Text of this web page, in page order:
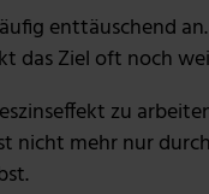
enttäuschend
das Ziel oft noch
zu
nicht mehr nur